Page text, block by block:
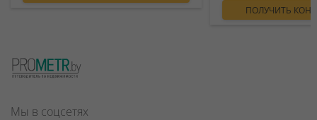
ПОЛУЧИТЬ
Мы в соцсетях